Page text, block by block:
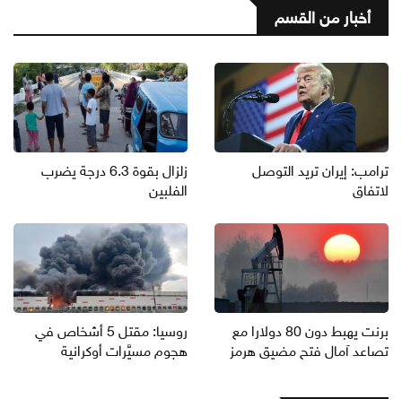
أخبار من القسم
ترامب: إيران تريد التوصل
لاتفاق
زلزال بقوة 6.3 درجة يضرب
الفلبين
برنت يهبط دون 80 دولارا مع
تصاعد آمال فتح مضيق هرمز
روسيا: مقتل 5 أشخاص في
هجوم مسيَّرات أوكرانية